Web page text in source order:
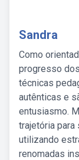
Sandra
Como
progresso
técnicas
autênticas e
entusiasmo.
trajetória para
utilizando
renomadas